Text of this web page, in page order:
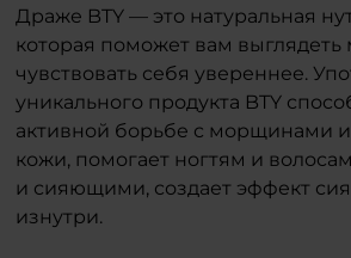
Драже BTY — это натуральная
которая поможет вам выглядеть
чувствовать себя увереннее.
уникального продукта BTY
активной борьбе с морщинами и
кожи, помогает ногтям и
и сияющими, создает эффект
изнутри.